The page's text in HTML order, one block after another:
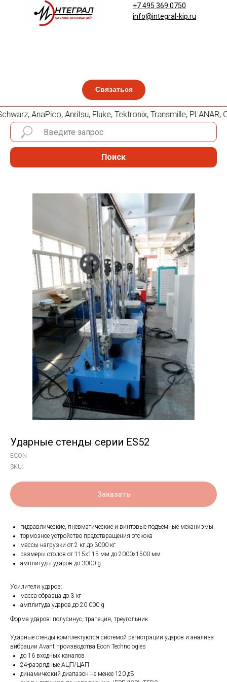
Связаться
+7 495 369 0750
info@integral-kip.ru
AnaPico, Anritsu, Fluke, Tektronix, Transmille, PLANAR,
Поиск
Ударные стенды серии ES52
ECON
SKU:
Заказать
гидравлические, пневматические и винтовые подъемные механизмы.
тормозное устройство предотвращения отскока
массы нагрузки от 2 кг до 3000 кг
размеры столов от 115х115 мм до 2000х1500 мм
амплитуды ударов до 3000 g
Усилители ударов:
масса образца до 3 кг
амплитуда ударов до 20 000 g
Форма ударов: полусинус, трапеция, треугольник
Ударные стенды комплектуются системой регистрации ударов и анализа
вибрации Avant производства Econ Technologies
до 16 входных каналов
24-разрядные АЦП/ЦАП
динамический диапазон не менее 120 дБ